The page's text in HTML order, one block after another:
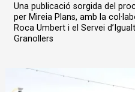
Una publicació sorgida del
per Mireia Plans, amb la
Roca Umbert i el Servei
Granollers